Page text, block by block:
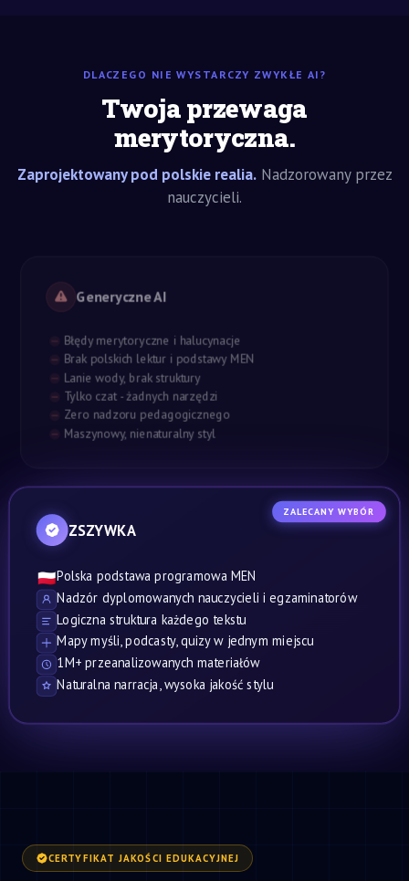
DLACZEGO NIE WYSTARCZY ZWYKŁE AI?
Twoja przewaga
merytoryczna.
Zaprojektowany pod polskie realia.Nadzorowany przez
nauczycieli.
Generyczne AI
Błędy merytoryczne i halucynacje
Brak polskich lektur i podstawy MEN
Lanie wody, brak struktury
Tylko czat - żadnych narzędzi
Zero nadzoru pedagogicznego
Maszynowy, nienaturalny styl
ZALECANY WYBÓR
ZSZYWKA
🇵🇱Polska podstawa programowa MEN
Nadzór dyplomowanych nauczycieli i egzaminatorów
Logiczna struktura każdego tekstu
Mapy myśli, podcasty, quizy w jednym miejscu
1M+ przeanalizowanych materiałów
Naturalna narracja, wysoka jakość stylu
CERTYFIKAT JAKOŚCI EDUKACYJNEJ